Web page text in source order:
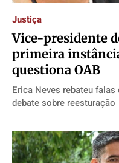
Justiça
Vice-presidente
primeira instância
questiona OAB
Erica Neves rebateu
debate sobre reesturação